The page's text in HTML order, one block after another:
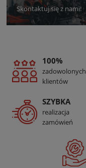
Skontaktuj się z nami!
100%
zadowolonych
klientów
SZYBKA
realizacja
zamówień